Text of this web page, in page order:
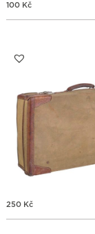
100 Kč
250 Kč